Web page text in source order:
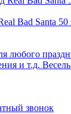
Bad Santa 50
любого
и т.д.
звонок